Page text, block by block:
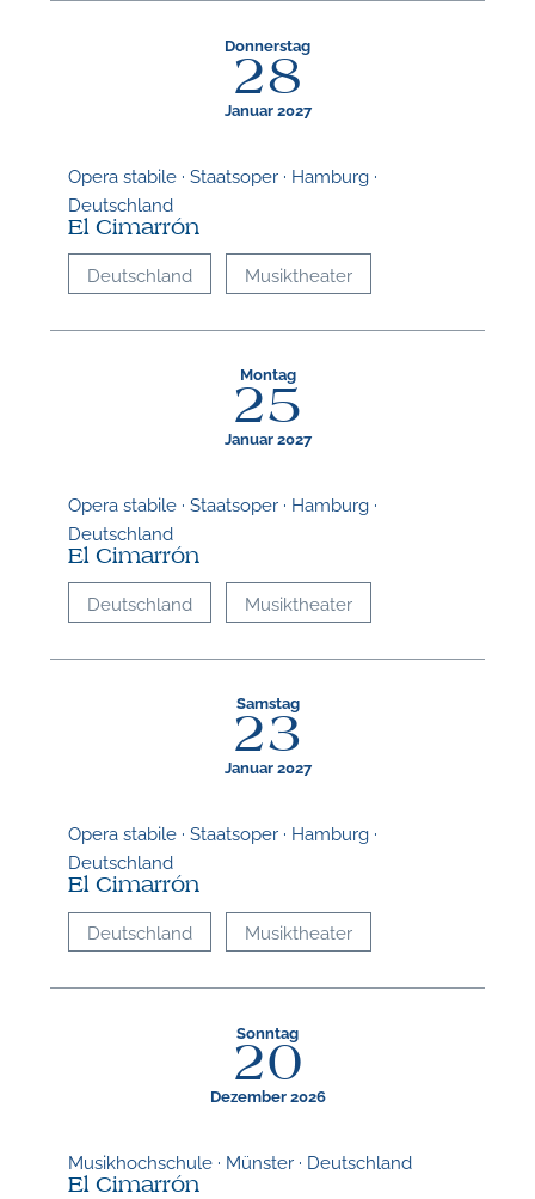
Donnerstag
28
Januar 2027
Opera stabile · Staatsoper · Hamburg ·
Deutschland
El Cimarrón
Deutschland Musiktheater
Montag
25
Januar 2027
Opera stabile · Staatsoper · Hamburg ·
Deutschland
El Cimarrón
Deutschland Musiktheater
Samstag
23
Januar 2027
Opera stabile · Staatsoper · Hamburg ·
Deutschland
El Cimarrón
Deutschland Musiktheater
Sonntag
20
Dezember 2026
Musikhochschule · Münster · Deutschland
El Cimarrón